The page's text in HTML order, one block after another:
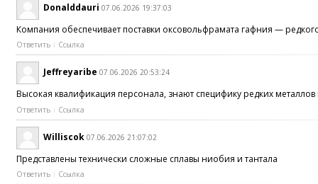
Donalddauri 07.06.2026 19:37:03
Компания обеспечивает поставки оксовольфрамата гафния —
Ответить Ссылка
Jeffreyaribe 07.06.2026 20:53:24
Высокая квалификация персонала, знают специфику редких
Ответить Ссылка
Williscok 07.06.2026 21:07:02
Представлены технически сложные сплавы ниобия и тантала
Ответить Ссылка